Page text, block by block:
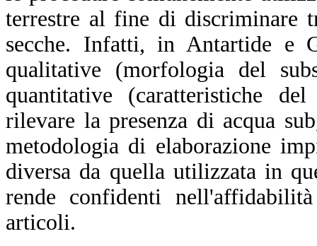
terrestre al fine di discriminare
secche. Infatti, in Antartide e
qualitative (morfologia del
quantitative (caratteristiche
rilevare la presenza di acqua
metodologia di elaborazione
diversa da quella utilizzata in
rende confidenti
articoli.